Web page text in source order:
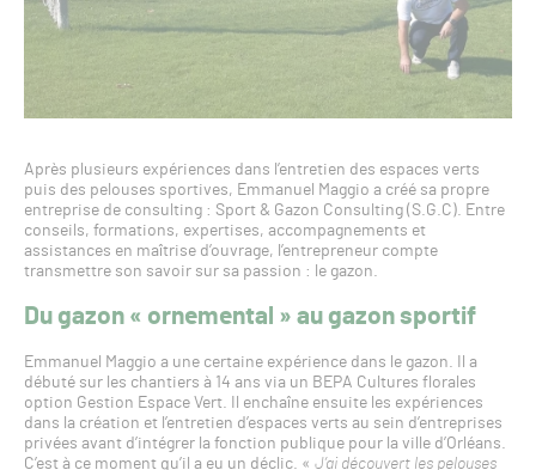
Après plusieurs expériences dans l’entretien des espaces verts
puis des pelouses sportives, Emmanuel Maggio a créé sa propre
entreprise de consulting : Sport & Gazon Consulting (S.G.C). Entre
conseils, formations, expertises, accompagnements et
assistances en maîtrise d’ouvrage, l’entrepreneur compte
transmettre son savoir sur sa passion : le gazon.
Du gazon « ornemental » au gazon sportif
Emmanuel Maggio a une certaine expérience dans le gazon. Il a
débuté sur les chantiers à 14 ans via un BEPA Cultures florales
option Gestion Espace Vert. Il enchaîne ensuite les expériences
dans la création et l’entretien d’espaces verts au sein d’entreprises
privées avant d’intégrer la fonction publique pour la ville d’Orléans.
C’est à ce moment qu’il a eu un déclic. « J’ai découvert les pelouses